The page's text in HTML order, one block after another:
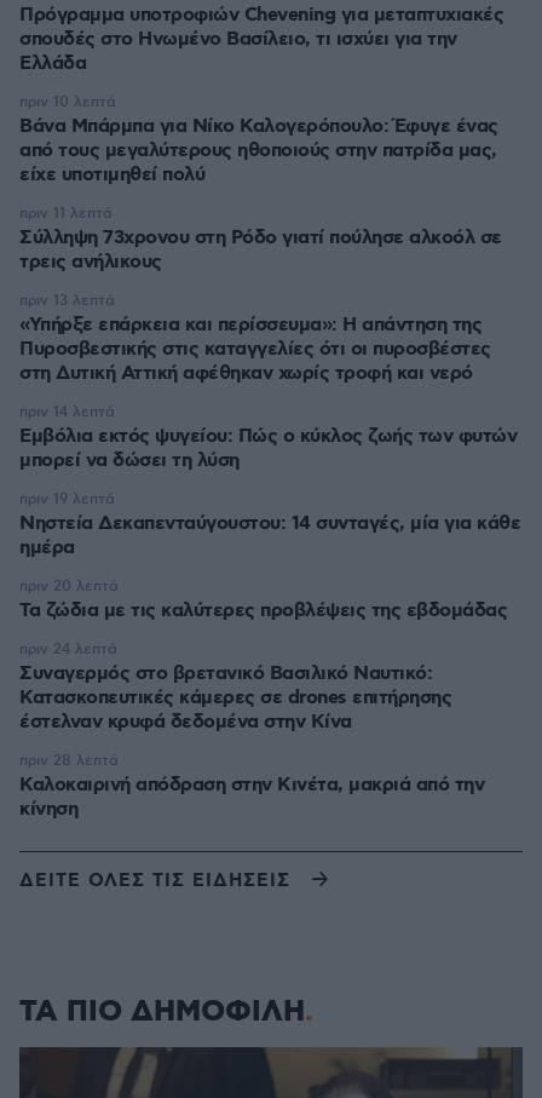
Πρόγραμμα υποτροφιών Chevening για μεταπτυχιακές
σπουδές στο Ηνωμένο Βασίλειο, τι ισχύει για την
Ελλάδα
Βάνα Μπάρμπα για Νίκο Καλογερόπουλο: Έφυγε ένας
από τους μεγαλύτερους ηθοποιούς στην πατρίδα μας,
είχε υποτιμηθεί πολύ
πριν 10 λεπτά
Σύλληψη 73χρονου στη Ρόδο γιατί πούλησε αλκοόλ σε
τρεις ανήλικους
πριν 11 λεπτά
«Υπήρξε επάρκεια και περίσσευμα»: Η απάντηση της
Πυροσβεστικής στις καταγγελίες ότι οι πυροσβέστες
στη Δυτική Αττική αφέθηκαν χωρίς τροφή και νερό
πριν 13 λεπτά
Εμβόλια εκτός ψυγείου: Πώς ο κύκλος ζωής των φυτών
μπορεί να δώσει τη λύση
πριν 14 λεπτά
Νηστεία Δεκαπενταύγουστου: 14 συνταγές, μία για κάθε
ημέρα
πριν 19 λεπτά
Τα ζώδια με τις καλύτερες προβλέψεις της εβδομάδας
πριν 20 λεπτά
Συναγερμός στο βρετανικό Βασιλικό Ναυτικό:
Κατασκοπευτικές κάμερες σε drones επιτήρησης
έστελναν κρυφά δεδομένα στην Κίνα
πριν 24 λεπτά
Καλοκαιρινή απόδραση στην Κινέτα, μακριά από την
κίνηση
πριν 28 λεπτά
ΔΕΙΤΕ ΟΛΕΣ ΤΙΣ ΕΙΔΗΣΕΙΣ
ΤΑ ΠΙΟ ΔΗΜΟΦΙΛΗ